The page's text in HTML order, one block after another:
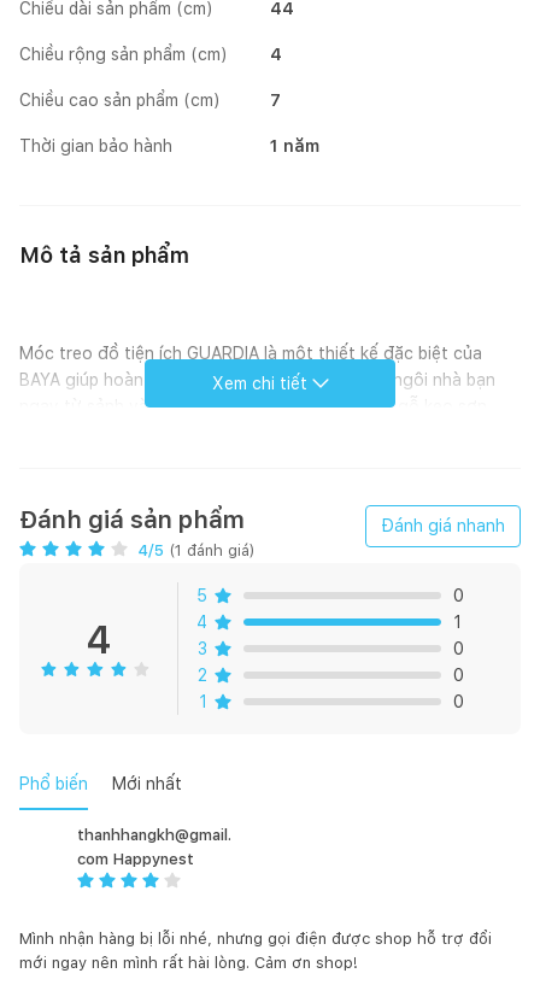
Chiều dài sản phẩm (cm) 44
Chiều rộng sản phẩm (cm) 4
Chiều cao sản phẩm (cm) 7
Thời gian bảo hành 1 năm
Mô tả sản phẩm
Móc treo đồ tiện ích GUARDIA là một thiết kế đặc biệt của
BAYA giúp hoàn thiện phong cách hiện đại cho ngôi nhà bạn
ngay từ sảnh và lối vào. Sản phẩm được làm từ gỗ keo sơn
Vệ sinh sản phẩm bằng khăn ẩm đã được vắt ráo nước
Không ngâm sản phẩm trong nước hay hóa chất
Không dùng vật sắc nhọn chà xát sản phẩm
Xem chi tiết
Đánh giá sản phẩm
4/5 (1 đánh giá)
Đánh giá nhanh
4
5
0
4
1
3
0
2
0
1
0
Phổ biến Mới nhất
thanhhangkh@gmail.
com Happynest
Mình nhận hàng bị lỗi nhé, nhưng gọi điện được shop hỗ trợ đổi
mới ngay nên mình rất hài lòng. Cảm ơn shop!